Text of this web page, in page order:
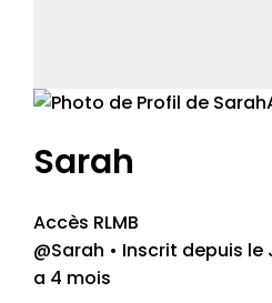
Sarah
Accès RLMB
@Sarah • Inscrit depuis le
a 4 mois